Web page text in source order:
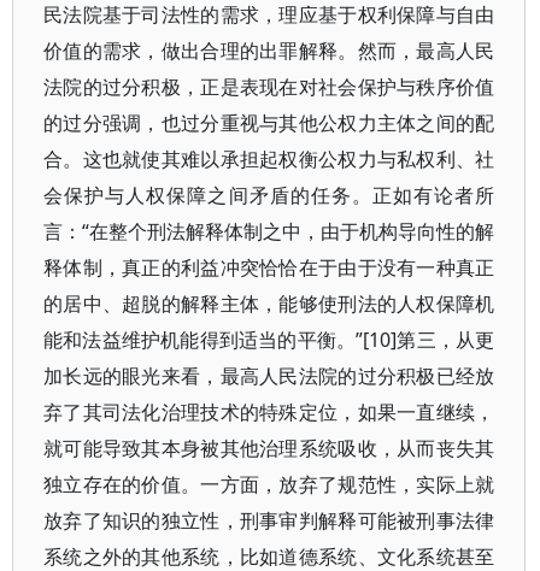
民法院基于司法性的需求，理应基于权利保障与自由
价值的需求，做出合理的出罪解释。然而，最高人民
法院的过分积极，正是表现在对社会保护与秩序价值
的过分强调，也过分重视与其他公权力主体之间的配
合。这也就使其难以承担起权衡公权力与私权利、社
会保护与人权保障之间矛盾的任务。正如有论者所
言：“在整个刑法解释体制之中，由于机构导向性的解
释体制，真正的利益冲突恰恰在于由于没有一种真正
的居中、超脱的解释主体，能够使刑法的人权保障机
能和法益维护机能得到适当的平衡。”[10]第三，从更
加长远的眼光来看，最高人民法院的过分积极已经放
弃了其司法化治理技术的特殊定位，如果一直继续，
就可能导致其本身被其他治理系统吸收，从而丧失其
独立存在的价值。一方面，放弃了规范性，实际上就
放弃了知识的独立性，刑事审判解释可能被刑事法律
系统之外的其他系统，比如道德系统、文化系统甚至